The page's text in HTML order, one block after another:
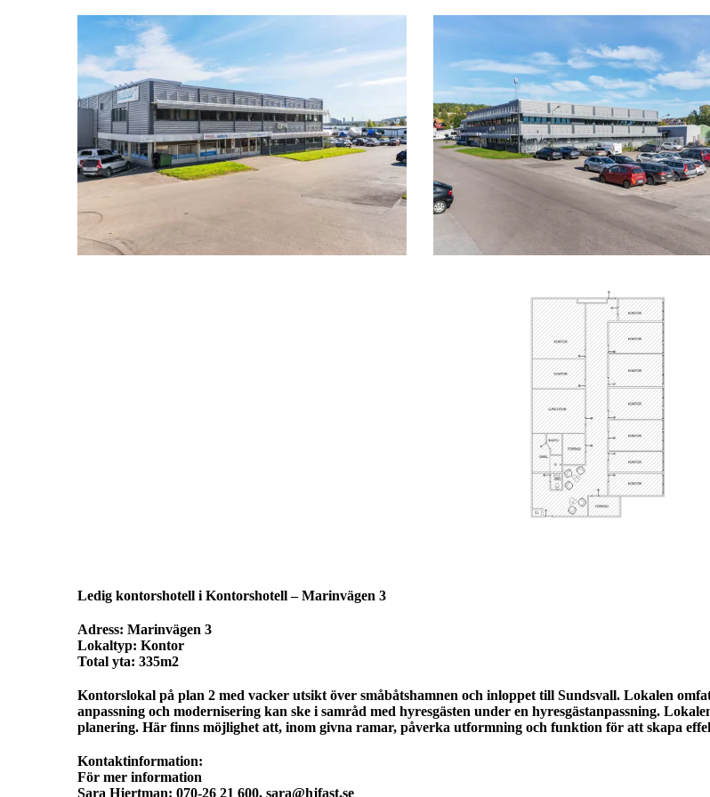
Ledig kontorshotell i Kontorshotell – Marinvägen 3
Adress: Marinvägen 3
Lokaltyp: Kontor
Total yta: 335m2
Kontorslokal på plan 2 med vacker utsikt över småbåtshamnen och inloppet till Sundsvall. Lokalen
anpassning och modernisering kan ske i samråd med hyresgästen under en hyresgästanpassning.
planering. Här finns möjlighet att, inom givna ramar, påverka utformning och funktion för att skapa
Kontaktinformation:
För mer information
Sara Hjertman: 070-26 21 600, sara@hjfast.se